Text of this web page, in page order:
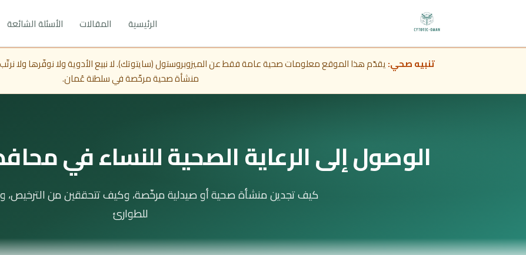
الرئيسية المقالات الأسئلة الشائعة
تنبيه صحي:يقدّم هذا الموقع معلومات صحية عامة فقط عن الميزوبروستول (سايتوتك). لا نبيع الأدوية ولا نوفّرها ولا
منشأة صحية مرخّصة في سلطنة عُمان.
الوصول إلى الرعاية الصحية للنساء في
كيف تجدين منشأة صحية أو صيدلية مرخّصة، وكيف تتحققين من الترخيص،
للطوارئ